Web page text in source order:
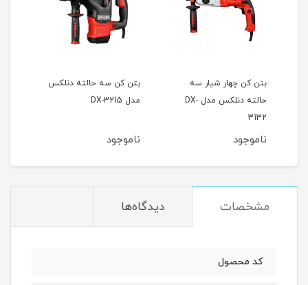
بتن کن چهار شیار سه
حالته دنلکس مدل DX-
3132
ناموجود
بتن کن سه حالته دنلکس
مدل DX-3215
ناموجود
مشخصات دیدگاه‌ها
کد محصول